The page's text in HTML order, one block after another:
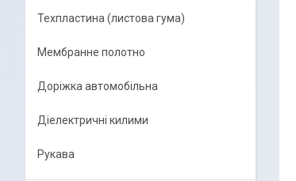
Техпластина (листова гума)
Мембранне полотно
Доріжка автомобільна
Діелектричні килими
Рукава